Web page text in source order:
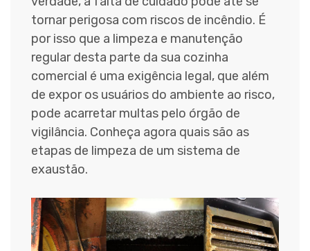
tornar perigosa com riscos de incêndio. É
por isso que a limpeza e manutenção
regular desta parte da sua cozinha
comercial é uma exigência legal, que além
de expor os usuários do ambiente ao risco,
pode acarretar multas pelo órgão de
vigilância. Conheça agora quais são as
etapas de limpeza de um sistema de
exaustão.